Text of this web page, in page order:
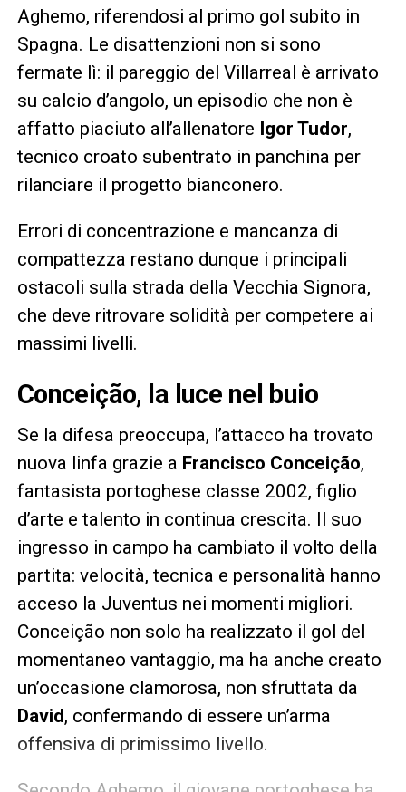
Aghemo, riferendosi al primo gol subito in
Spagna. Le disattenzioni non si sono
fermate lì: il pareggio del Villarreal è arrivato
su calcio d’angolo, un episodio che non è
affatto piaciuto all’allenatore Igor Tudor,
tecnico croato subentrato in panchina per
rilanciare il progetto bianconero.
Errori di concentrazione e mancanza di
compattezza restano dunque i principali
ostacoli sulla strada della Vecchia Signora,
che deve ritrovare solidità per competere ai
massimi livelli.
Conceição, la luce nel buio
Se la difesa preoccupa, l’attacco ha trovato
nuova linfa grazie a Francisco Conceição,
fantasista portoghese classe 2002, figlio
d’arte e talento in continua crescita. Il suo
ingresso in campo ha cambiato il volto della
partita: velocità, tecnica e personalità hanno
acceso la Juventus nei momenti migliori.
Conceição non solo ha realizzato il gol del
momentaneo vantaggio, ma ha anche creato
un’occasione clamorosa, non sfruttata da
David, confermando di essere un’arma
offensiva di primissimo livello.